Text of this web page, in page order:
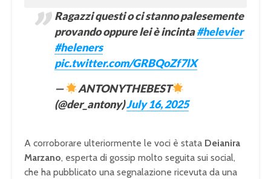
Ragazzi questi o ci stanno palesemente
provando oppure lei è incinta#helevier
#heleners
pic.twitter.com/GRBQoZf7lX
—
ANTONYTHEBEST
(@der_antony)July 16, 2025
A corroborare ulteriormente le voci è stata Deianira
Marzano, esperta di gossip molto seguita sui social,
che ha pubblicato una segnalazione ricevuta da una